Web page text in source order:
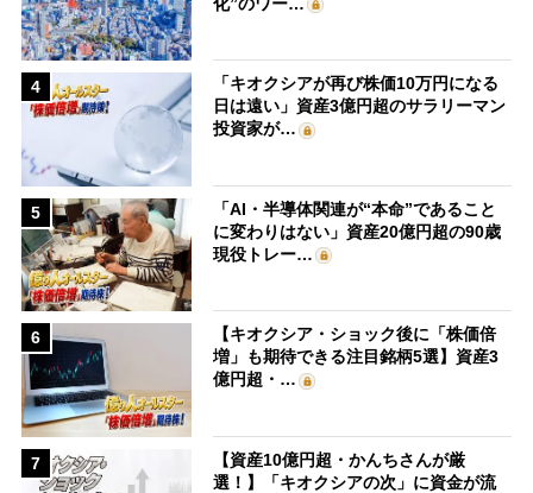
4
「キオクシアが再び株価10万円になる
日は遠い」資産3億円超のサラリーマン
投資家が…
5
「AI・半導体関連が“本命”であること
に変わりはない」資産20億円超の90歳
現役トレー…
6
【キオクシア・ショック後に「株価倍
増」も期待できる注目銘柄5選】資産3
億円超・…
7
【資産10億円超・かんちさんが厳
選！】「キオクシアの次」に資金が流